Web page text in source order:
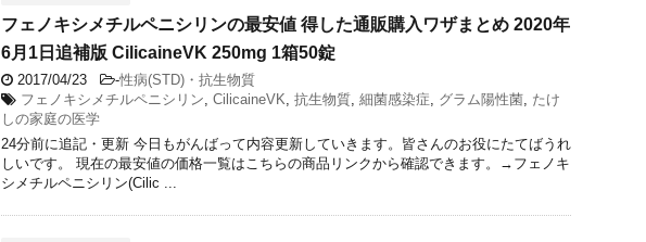
フェノキシメチルペニシリンの最安値 得した通販購入ワザまとめ 2020年
6月1日追補版 CilicaineVK 250mg 1箱50錠
2017/04/23 -性病(STD)・抗生物質
フェノキシメチルペニシリン, CilicaineVK, 抗生物質, 細菌感染症, グラム陽性菌, たけ
しの家庭の医学
24分前に追記・更新 今日もがんばって内容更新していきます。皆さんのお役にたてばうれ
しいです。 現在の最安値の価格一覧はこちらの商品リンクから確認できます。→フェノキ
シメチルペニシリン(Cilic ...